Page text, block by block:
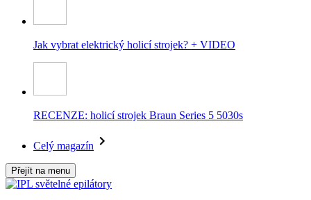
Jak vybrat elektrický holicí strojek? + VIDEO
RECENZE: holicí strojek Braun Series 5 5030s
Celý magazín
Přejít na menu